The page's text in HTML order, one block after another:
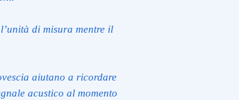
di misura mentre il
aiutano a ricordare
acustico al momento